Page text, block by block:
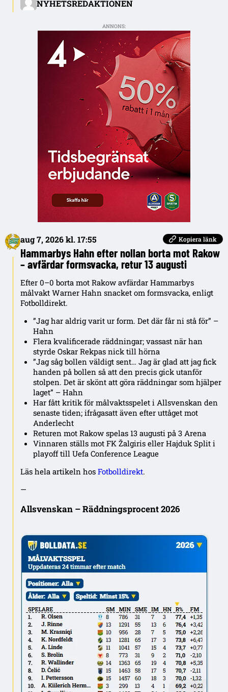
NYHETSREDAKTIONEN
ANNONS:
aug 7, 2026 kl. 17:55 Kopiera länk
Hammarbys Hahn efter nollan borta mot Rakow
– avfärdar formsvacka, retur 13 augusti
Efter 0–0 borta mot Rakow avfärdar Hammarbys
målvakt Warner Hahn snacket om formsvacka, enligt
Fotbolldirekt.
”Jag har aldrig varit ur form. Det där får ni stå för” –
Hahn
Flera kvalificerade räddningar; vassast när han
styrde Oskar Rekpas nick till hörna
”Jag såg bollen väldigt sent… Jag är glad att jag fick
handen på bollen så att den precis gick utanför
stolpen. Det är skönt att göra räddningar som hjälper
laget” – Hahn
Har fått kritik för målvaktsspelet i Allsvenskan den
senaste tiden; ifrågasatt även efter uttåget mot
Anderlecht
Returen mot Rakow spelas 13 augusti på 3 Arena
Vinnaren ställs mot FK Žalgiris eller Hajduk Split i
playoff till Uefa Conference League
Läs hela artikeln hos Fotbolldirekt.
—
Allsvenskan – Räddningsprocent 2026